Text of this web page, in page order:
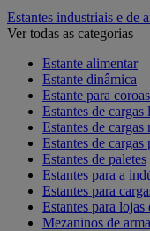
Estantes industriais e de
Ver todas as categorias
Estante alimentar
Estante dinâmica
Estante para
Estantes de cargas
Estantes de cargas
Estantes de cargas
Estantes de paletes
Estantes para a
Estantes para
Estantes para
Mezaninos de